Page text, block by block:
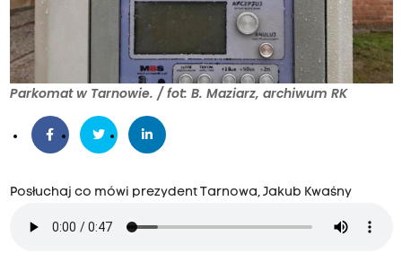
Parkomat w Tarnowie. / fot: B. Maziarz, archiwum RK
Posłuchaj co mówi prezydent Tarnowa, Jakub Kwaśny